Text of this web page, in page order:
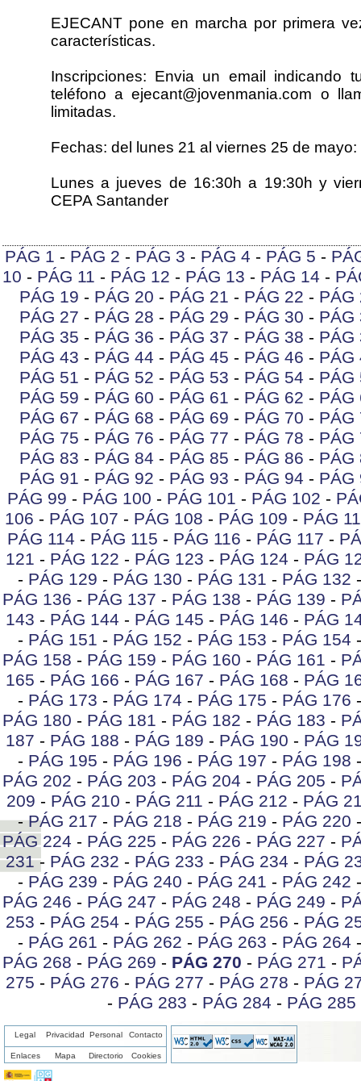
EJECANT pone en marcha por primera
características.
Inscripciones: Envia un email indicando
teléfono a ejecant@jovenmania.com o
limitadas.
Fechas: del lunes 21 al viernes 25 de mayo:
Lunes a jueves de 16:30h a 19:30h y
CEPA Santander
PÁG 1 - PÁG 2 - PÁG 3 - PÁG 4 - PÁG 5 -
10 - PÁG 11 - PÁG 12 - PÁG 13 - PÁG 14 -
PÁG 19 - PÁG 20 - PÁG 21 - PÁG 22 - PÁG
PÁG 27 - PÁG 28 - PÁG 29 - PÁG 30 - PÁG
PÁG 35 - PÁG 36 - PÁG 37 - PÁG 38 - PÁG
PÁG 43 - PÁG 44 - PÁG 45 - PÁG 46 - PÁG
PÁG 51 - PÁG 52 - PÁG 53 - PÁG 54 - PÁG
PÁG 59 - PÁG 60 - PÁG 61 - PÁG 62 - PÁG
PÁG 67 - PÁG 68 - PÁG 69 - PÁG 70 - PÁG
PÁG 75 - PÁG 76 - PÁG 77 - PÁG 78 - PÁG
PÁG 83 - PÁG 84 - PÁG 85 - PÁG 86 - PÁG
PÁG 91 - PÁG 92 - PÁG 93 - PÁG 94 - PÁG
PÁG 99 - PÁG 100 - PÁG 101 - PÁG 102 -
106 - PÁG 107 - PÁG 108 - PÁG 109 - PÁG
PÁG 114 - PÁG 115 - PÁG 116 - PÁG 117 -
121 - PÁG 122 - PÁG 123 - PÁG 124 - PÁG
- PÁG 129 - PÁG 130 - PÁG 131 - PÁG 132
PÁG 136 - PÁG 137 - PÁG 138 - PÁG 139 -
143 - PÁG 144 - PÁG 145 - PÁG 146 - PÁG
- PÁG 151 - PÁG 152 - PÁG 153 - PÁG 154
PÁG 158 - PÁG 159 - PÁG 160 - PÁG 161 -
165 - PÁG 166 - PÁG 167 - PÁG 168 - PÁG
- PÁG 173 - PÁG 174 - PÁG 175 - PÁG 176
PÁG 180 - PÁG 181 - PÁG 182 - PÁG 183 -
187 - PÁG 188 - PÁG 189 - PÁG 190 - PÁG
- PÁG 195 - PÁG 196 - PÁG 197 - PÁG 198
PÁG 202 - PÁG 203 - PÁG 204 - PÁG 205 -
209 - PÁG 210 - PÁG 211 - PÁG 212 - PÁG
-PÁG 217 - PÁG 218 - PÁG 219 - PÁG 220
PÁG 224 - PÁG 225 - PÁG 226 - PÁG 227 -
231- PÁG 232 - PÁG 233 - PÁG 234 - PÁG
- PÁG 239 - PÁG 240 - PÁG 241 - PÁG 242
PÁG 246 - PÁG 247 - PÁG 248 - PÁG 249 -
253 - PÁG 254 - PÁG 255 - PÁG 256 - PÁG
- PÁG 261 - PÁG 262 - PÁG 263 - PÁG 264
PÁG 268 - PÁG 269 - PÁG 270 - PÁG 271 -
275 - PÁG 276 - PÁG 277 - PÁG 278 - PÁG
- PÁG 283 - PÁG 284 - PÁG 285
Legal Privacidad Personal Contacto
Enlaces Mapa Directorio Cookies